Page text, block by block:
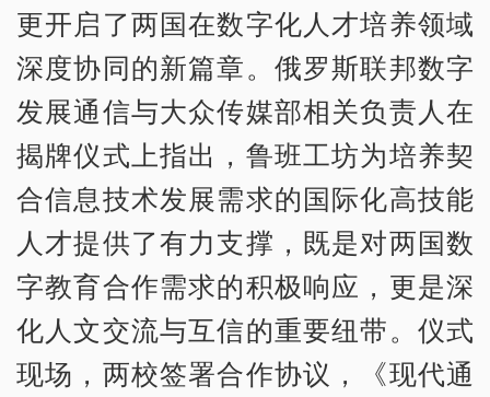
更开启了两国在数字化人才培养领域
深度协同的新篇章。俄罗斯联邦数字
发展通信与大众传媒部相关负责人在
揭牌仪式上指出，鲁班工坊为培养契
合信息技术发展需求的国际化高技能
人才提供了有力支撑，既是对两国数
字教育合作需求的积极响应，更是深
化人文交流与互信的重要纽带。仪式
现场，两校签署合作协议，《现代通